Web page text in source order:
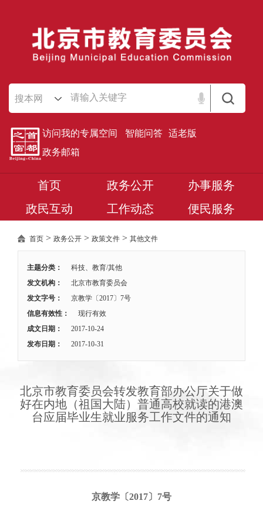
搜本网
访问我的专属空间 智能问答 适老版
政务邮箱
首页 政务公开
办事服务
政民互动
工作动态 便民服务
首页 > 政务公开 > 政策文件 > 其他文件
主题分类：
科技、教育/其他
发文机构：
北京市教育委员会
发文字号：
京教学〔2017〕7号
信息有效性：
现行有效
成文日期：
2017-10-24
发布日期：
2017-10-31
北京市教育委员会转发教育部办公厅关于做
好在内地（祖国大陆）普通高校就读的港澳
台应届毕业生就业服务工作文件的通知
京教学〔2017〕7号